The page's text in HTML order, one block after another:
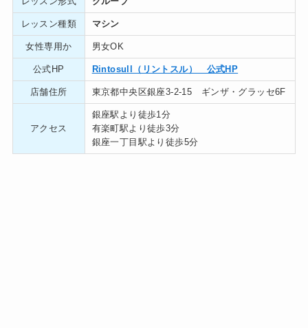
レッスン種類 マシン
女性専用か 男女OK
公式HP Rintosull（リントスル） 公式HP
店舗住所 東京都中央区銀座3-2-15 ギンザ・グラッセ6F
アクセス
銀座駅より徒歩1分
有楽町駅より徒歩3分
銀座一丁目駅より徒歩5分